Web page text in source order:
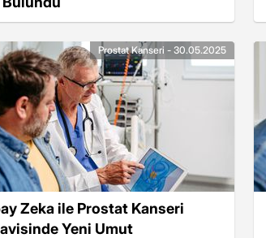
Zeka ile Prostat Kanseri
Yeni Umut
Prostat Kanseri - 30.05.2025